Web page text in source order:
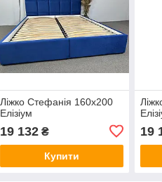
Ліжко Стефанія 160х200
Елізіум
19 132₴
Купити
19